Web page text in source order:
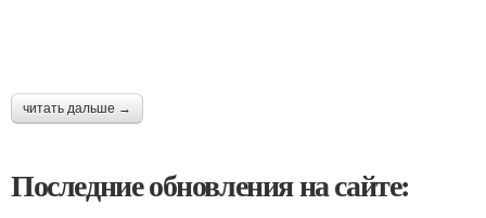
читать дальше →
Последние обновления на сайте: